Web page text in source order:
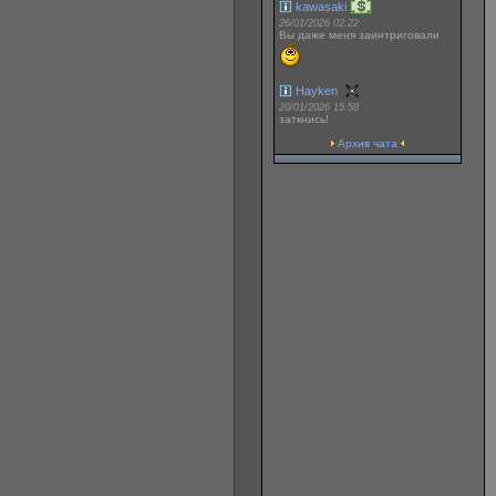
kawasaki
26/01/2026 02:22
Вы даже меня заинтриговали
Hayken
20/01/2026 15:58
заткнись!
Архив чата